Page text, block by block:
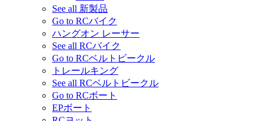
See all 新製品
Go to RCバイク
ハングオン レーサー
See all RCバイク
Go to RCベルトビークル
トレールキング
See all RCベルトビークル
Go to RCボート
EPボート